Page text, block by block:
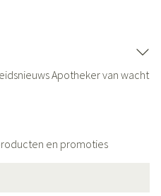
Apotheker van wacht
en promoties